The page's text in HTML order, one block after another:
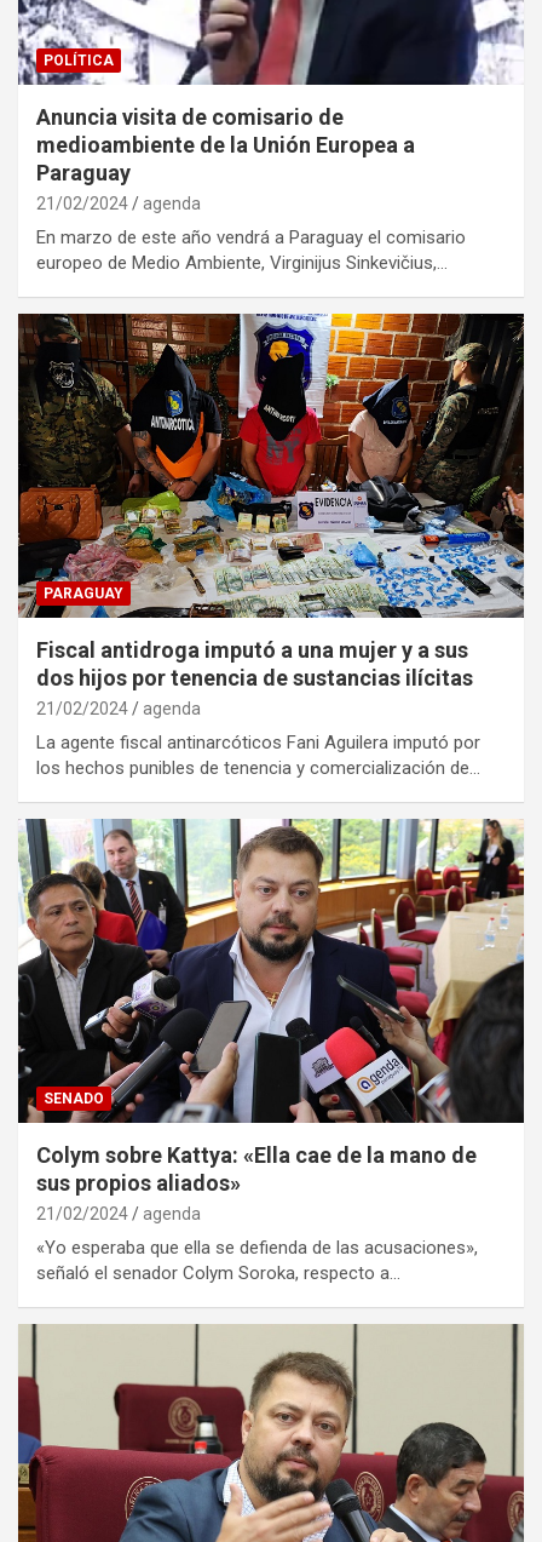
POLÍTICA
Anuncia visita de comisario de
medioambiente de la Unión Europea a
Paraguay
21/02/2024 agenda
En marzo de este año vendrá a Paraguay el comisario
europeo de Medio Ambiente, Virginijus Sinkevičius,…
PARAGUAY
Fiscal antidroga imputó a una mujer y a sus
dos hijos por tenencia de sustancias ilícitas
21/02/2024 agenda
La agente fiscal antinarcóticos Fani Aguilera imputó por
los hechos punibles de tenencia y comercialización de…
SENADO
Colym sobre Kattya: «Ella cae de la mano de
sus propios aliados»
21/02/2024 agenda
«Yo esperaba que ella se defienda de las acusaciones»,
señaló el senador Colym Soroka, respecto a…